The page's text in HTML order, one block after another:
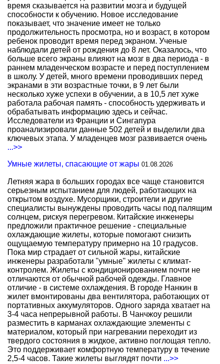
время сказывается на развитии мозга и будущей
способности к обучению. Новое исследование
показывает, что значение имеет не только
продолжительность просмотра, но и возраст, в котором
ребенок проводит время перед экраном. Ученые
наблюдали детей от рождения до 8 лет. Оказалось, что
больше всего экраны влияют на мозг в два периода - в
раннем младенческом возрасте и перед поступлением
в школу. У детей, много времени проводивших перед
экранами в эти возрастные точки, в 9 лет были
несколько хуже успехи в обучении, а в 10,5 лет хуже
работала рабочая память - способность удерживать и
обрабатывать информацию здесь и сейчас.
Исследователи из Франции и Сингапура
проанализировали данные 502 детей и выделили два
ключевых этапа. У младенцев мозг развивается очень
...>>
Умные жилеты, спасающие от жары 01.08.2026
Летняя жара в больших городах все чаще становится
серьезным испытанием для людей, работающих на
открытом воздухе. Мусорщики, строители и другие
специалисты вынуждены проводить часы под палящим
солнцем, рискуя перегревом. Китайские инженеры
предложили практичное решение - специальные
охлаждающие жилеты, которые помогают снизить
ощущаемую температуру примерно на 10 градусов.
Пока мир страдает от сильной жары, китайские
инженеры разработали "умные" жилеты с климат-
контролем. Жилеты с кондиционированием почти не
отличаются от обычной рабочей одежды. Главное
отличие - в системе охлаждения. В городе Нанкин в
жилет вмонтированы два вентилятора, работающих от
портативных аккумуляторов. Одного заряда хватает на
3-4 часа непрерывной работы. В Чанчжоу решили
разместить в карманах охлаждающие элементы с
материалом, который при нагревании переходит из
твердого состояния в жидкое, активно поглощая тепло.
Это поддерживает комфортную температуру в течение
2,5-4 часов. Такие жилеты выглядят почти ...>>